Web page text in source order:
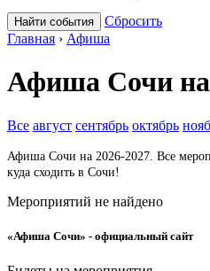
Найти события
Сбросить
Главная › Афиша
Афиша Сочи на
Все август сентябрь октябрь
Афиша Сочи на 2026-2027. Все
куда сходить в Сочи!
Мероприятий не найдено
«Афиша Сочи» - официальный сайт